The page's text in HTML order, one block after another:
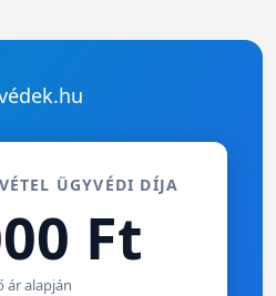
ÜGYVÉDI DÍJA
Ft
ár alapján